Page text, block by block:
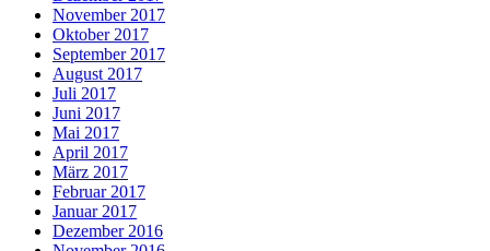
November 2017
Oktober 2017
September 2017
August 2017
Juli 2017
Juni 2017
Mai 2017
April 2017
März 2017
Februar 2017
Januar 2017
Dezember 2016